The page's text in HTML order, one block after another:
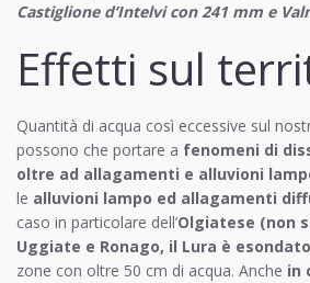
Castiglione d’Intelvi con 241 mm e
Effetti sul
Quantità di acqua così eccessive sul
possono che portare a fenomeni di
oltre ad allagamenti e alluvioni
le alluvioni lampo ed allagamenti
caso in particolare dell’Olgiatese (non
Uggiate e Ronago, il Lura è esondato
zone con oltre 50 cm di acqua. Anche in